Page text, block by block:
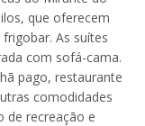
que oferecem
As suítes
com sofá-cama.
pago, restaurante
comodidades
de recreação e